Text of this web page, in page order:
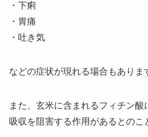
・下痢
・胃痛
・吐き気
などの症状が現れる場合もありま
また、玄米に含まれるフィチン酸
吸収を阻害する作用があるとのこ